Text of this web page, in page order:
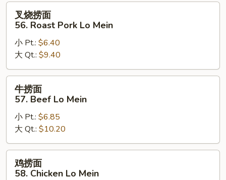
Mein
56.
Roast
Pork
Lo
Mein
叉烧捞面
56. Roast Pork Lo Mein
小 Pt.: $6.40
大 Qt.: $9.40
57.
Beef
Lo
Mein
牛捞面
57. Beef Lo Mein
小 Pt.: $6.85
大 Qt.: $10.20
鸡捞面
58. Chicken Lo Mein